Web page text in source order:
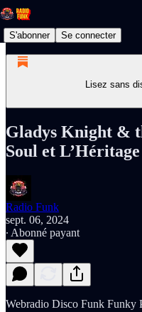
S'abonner Se connecter
Lisez sans
Gladys Knight &
Soul et
Radio Funk
sept. 06, 2024
∙ Abonné payant
Webradio Disco Funk Funky